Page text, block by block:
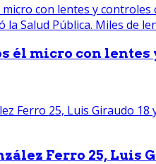
él micro con lentes
Ferro 25, Luis